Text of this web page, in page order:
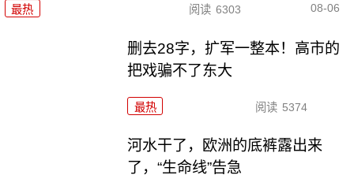
最热 阅读 6303 08-06
删去28字，扩军一整本！高市的
把戏骗不了东大
最热 阅读 5374
河水干了，欧洲的底裤露出来
了，“生命线”告急